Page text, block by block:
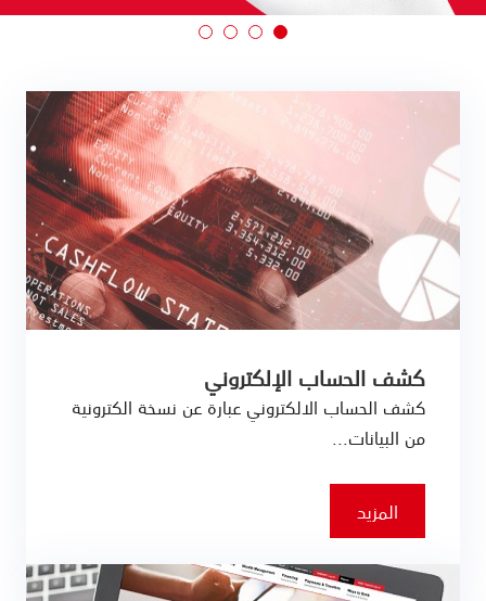
كشف الحساب الإلكتروني
كشف الحساب الالكتروني عبارة عن نسخة الكترونية
من البيانات...
المزيد